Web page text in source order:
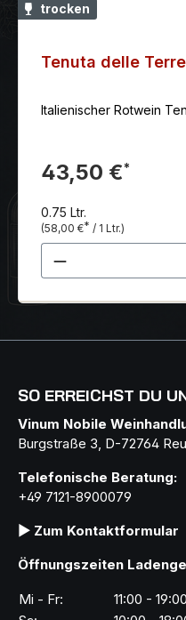
trocken
Tenuta delle
Italienischer Rotwein
43,50 €*
0.75 Ltr.
(58,00 €* / 1 Ltr.)
Produkt
SO ERREICHST DU
Vinum Nobile
Burgstraße 3, D-72764
Telefonische Beratung:
+49 7121-8900079
▶ Zum Kontaktformular
Öffnungszeiten
Mi - Fr:
11:00 -